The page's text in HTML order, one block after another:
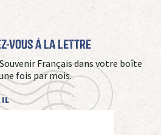
vous à La Lettre
Français dans votre boîte
fois par mois.